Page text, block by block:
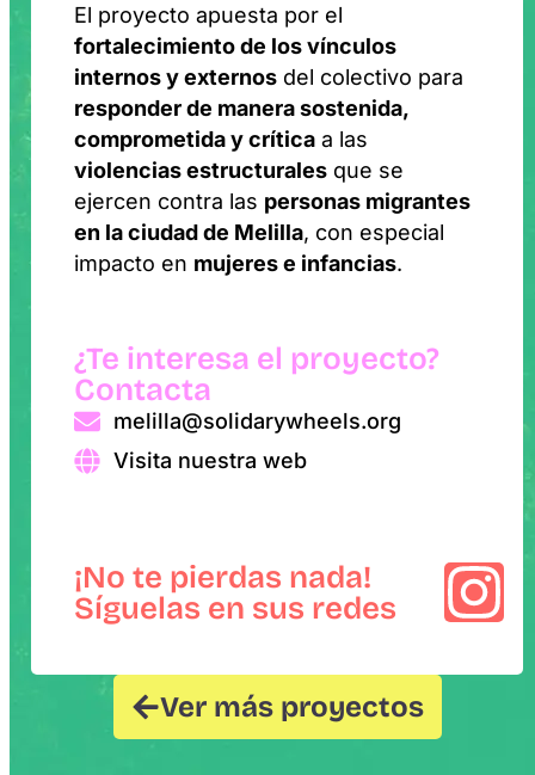
El proyecto apuesta por el
fortalecimiento de los vínculos
internos y externos del colectivo para
responder de manera sostenida,
comprometida y crítica a las
violencias estructurales que se
ejercen contra las personas migrantes
en la ciudad de Melilla, con especial
impacto en mujeres e infancias.
¿Te interesa el proyecto?
Contacta
melilla@solidarywheels.org
Visita nuestra web
¡No te pierdas nada!
Síguelas en sus redes
Ver más proyectos